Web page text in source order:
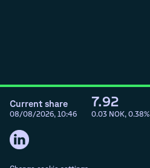
Current share
08/08/2026, 10:46
7.92
0.03 NOK, 0.38%